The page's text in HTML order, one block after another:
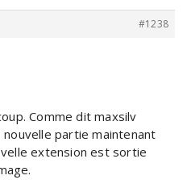
#1238
Comme dit maxsilv
nouvelle partie maintenant
extension est sortie